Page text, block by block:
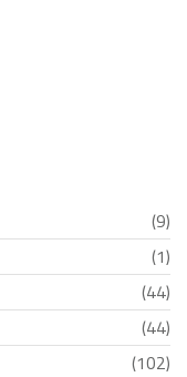
(9)
(1)
(44)
(44)
(102)